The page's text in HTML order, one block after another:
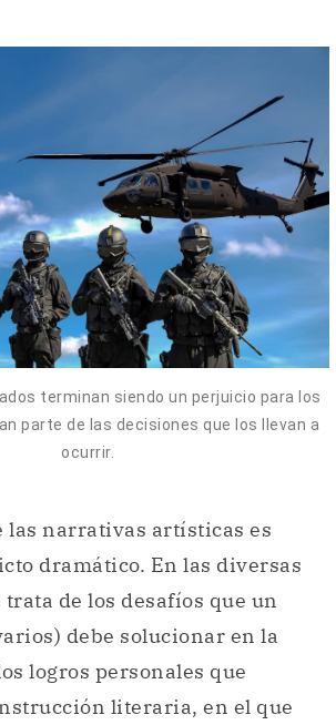
terminan siendo un perjuicio para los
parte de las decisiones que los llevan a
ocurrir.
las narrativas artísticas es
dramático. En las diversas
de los desafíos que un
debe solucionar en la
logros personales que
literaria, en el que